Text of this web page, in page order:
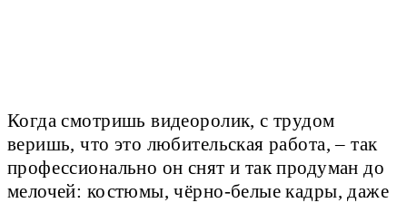
Когда смотришь видеоролик, с трудом
веришь, что это любительская работа, – так
профессионально он снят и так продуман до
мелочей: костюмы, чёрно-белые кадры, даже